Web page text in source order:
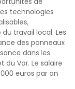
technologies
travail local. Les
des panneaux
dans les
Var. Le salaire
euros par an